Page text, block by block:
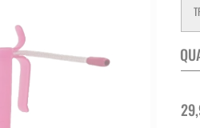
REPRODUCTION
ÉLEVAGE DU VEAU